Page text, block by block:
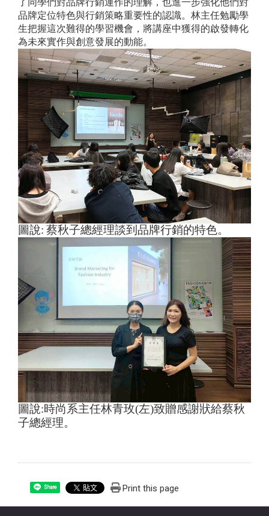
了同學們對品牌行銷運作的理解，也進一步強化他們對
品牌定位特色與行銷策略重要性的認識。林主任勉勵學
生把握這次難得的學習機會，將講座中獲得的啟發轉化
為未來實作與創意發展的動能。
圖說: 蔡秋子總經理談到品牌行銷的特色。
圖說:時尚系主任林青玫(左)致贈感謝狀給蔡秋
子總經理。
Share Print this page